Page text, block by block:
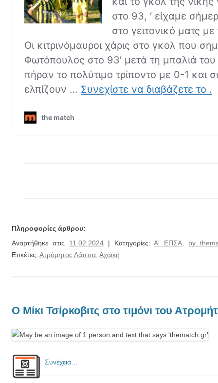
Πληροφορίες άρθρου:
Αναρτήθηκε στις 11.02.2024| Κατηγορίες:Α' ΕΠΣΑ, by
Ετικέτες: Ατρόμητος Λάππα, Αχαϊκή
Ο Μίκι Τσίρκοβιτς στο τιμόνι του
Συνέχεια…